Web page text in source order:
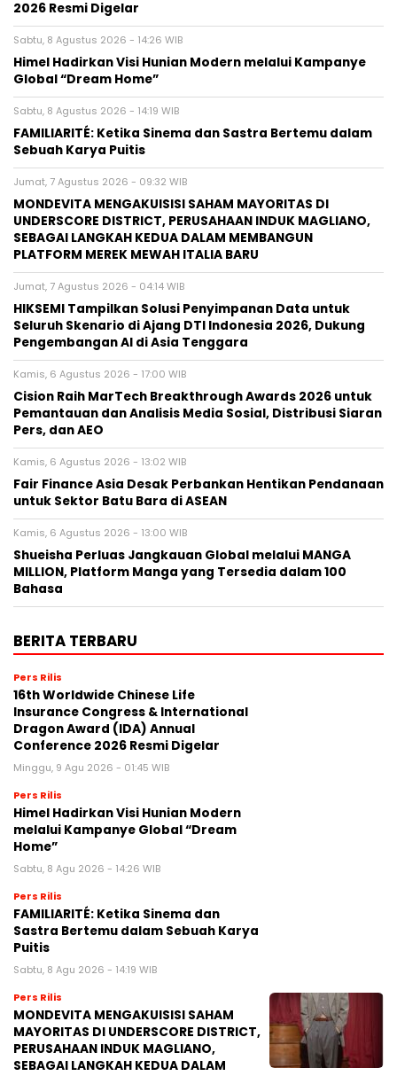
2026 Resmi Digelar
Sabtu, 8 Agustus 2026 - 14:26 WIB
Himel Hadirkan Visi Hunian Modern melalui Kampanye
Global “Dream Home”
Sabtu, 8 Agustus 2026 - 14:19 WIB
FAMILIARITÉ: Ketika Sinema dan Sastra Bertemu dalam
Sebuah Karya Puitis
Jumat, 7 Agustus 2026 - 09:32 WIB
MONDEVITA MENGAKUISISI SAHAM MAYORITAS DI
UNDERSCORE DISTRICT, PERUSAHAAN INDUK MAGLIANO,
SEBAGAI LANGKAH KEDUA DALAM MEMBANGUN
PLATFORM MEREK MEWAH ITALIA BARU
Jumat, 7 Agustus 2026 - 04:14 WIB
HIKSEMI Tampilkan Solusi Penyimpanan Data untuk
Seluruh Skenario di Ajang DTI Indonesia 2026, Dukung
Pengembangan AI di Asia Tenggara
Kamis, 6 Agustus 2026 - 17:00 WIB
Cision Raih MarTech Breakthrough Awards 2026 untuk
Pemantauan dan Analisis Media Sosial, Distribusi Siaran
Pers, dan AEO
Kamis, 6 Agustus 2026 - 13:02 WIB
Fair Finance Asia Desak Perbankan Hentikan Pendanaan
untuk Sektor Batu Bara di ASEAN
Kamis, 6 Agustus 2026 - 13:00 WIB
Shueisha Perluas Jangkauan Global melalui MANGA
MILLION, Platform Manga yang Tersedia dalam 100
Bahasa
BERITA TERBARU
Pers Rilis
16th Worldwide Chinese Life
Insurance Congress & International
Dragon Award (IDA) Annual
Conference 2026 Resmi Digelar
Minggu, 9 Agu 2026 - 01:45 WIB
Pers Rilis
Himel Hadirkan Visi Hunian Modern
melalui Kampanye Global “Dream
Home”
Sabtu, 8 Agu 2026 - 14:26 WIB
Pers Rilis
FAMILIARITÉ: Ketika Sinema dan
Sastra Bertemu dalam Sebuah Karya
Puitis
Sabtu, 8 Agu 2026 - 14:19 WIB
Pers Rilis
MONDEVITA MENGAKUISISI SAHAM
MAYORITAS DI UNDERSCORE DISTRICT,
PERUSAHAAN INDUK MAGLIANO,
SEBAGAI LANGKAH KEDUA DALAM